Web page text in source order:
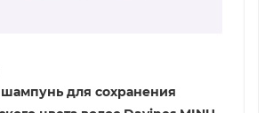
для сохранения